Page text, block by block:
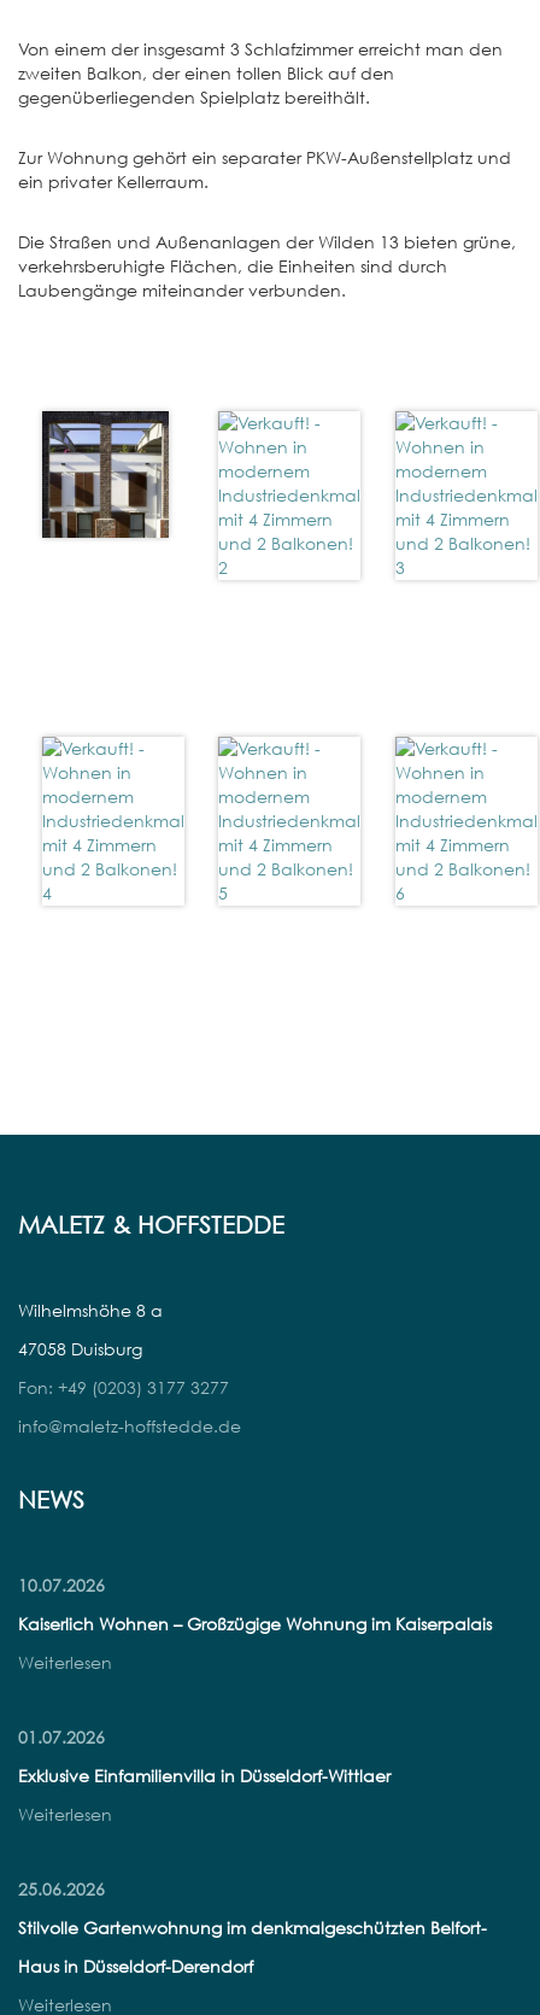
Von einem der insgesamt 3 Schlafzimmer erreicht man den
zweiten Balkon, der einen tollen Blick auf den
gegenüberliegenden Spielplatz bereithält.
Zur Wohnung gehört ein separater PKW-Außenstellplatz und
ein privater Kellerraum.
Die Straßen und Außenanlagen der Wilden 13 bieten grüne,
verkehrsberuhigte Flächen, die Einheiten sind durch
Laubengänge miteinander verbunden.
MALETZ & HOFFSTEDDE
Wilhelmshöhe 8 a
47058 Duisburg
Fon: +49 (0203) 3177 3277
info@maletz-hoffstedde.de
NEWS
10.07.2026
Kaiserlich Wohnen – Großzügige Wohnung im Kaiserpalais
Weiterlesen
01.07.2026
Exklusive Einfamilienvilla in Düsseldorf-Wittlaer
Weiterlesen
25.06.2026
Stilvolle Gartenwohnung im denkmalgeschützten Belfort-
Haus in Düsseldorf-Derendorf
Weiterlesen